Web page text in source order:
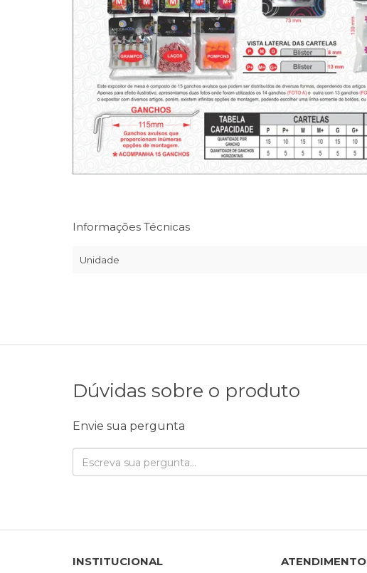
Informações Técnicas
Unidade
Dúvidas sobre o produto
Envie sua pergunta
INSTITUCIONAL ATENDIMENTO